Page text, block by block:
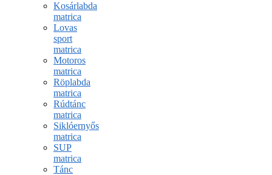
Kosárlabda
matrica
Lovas
sport
matrica
Motoros
matrica
Röplabda
matrica
Rúdtánc
matrica
Siklóernyős
matrica
SUP
matrica
Tánc